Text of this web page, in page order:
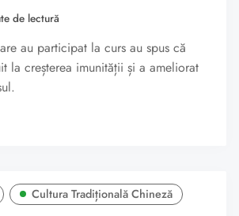
de lectură
au participat la curs au spus că
la creșterea imunității și a ameliorat
Cultura Tradițională Chineză